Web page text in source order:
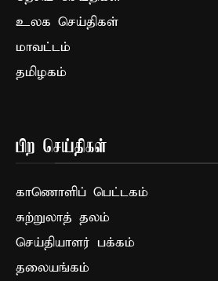
உலக செய்திகள்
மாவட்டம்
தமிழகம்
பிற செய்திகள்
காணொளிப் பெட்டகம்
சுற்றுலாத் தலம்
செய்தியாளர் பக்கம்
தலையங்கம்